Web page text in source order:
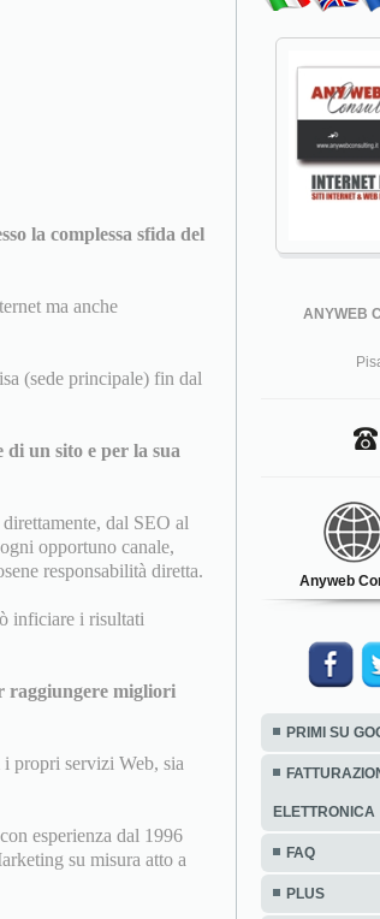
la complessa sfida del
ma anche
(sede principale) fin dal
un sito e per la sua
dal SEO al
opportuno canale,
responsabilità diretta.
inficiare i risultati
raggiungere migliori
i propri servizi Web, sia
esperienza dal 1996
su misura atto a
ANYWEB
Anyweb
PRIMI SU
ELETTRONICA
FAQ
PLUS